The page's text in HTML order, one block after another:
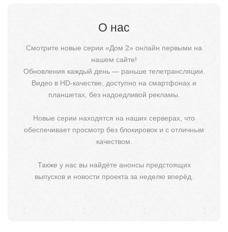
О нас
Смотрите новые серии «Дом 2» онлайн первыми на
нашем сайте!
Обновления каждый день — раньше телетрансляции.
Видео в HD-качестве, доступно на смартфонах и
планшетах, без надоедливой рекламы.
Новые серии находятся на наших серверах, что
обеспечивает просмотр без блокировок и с отличным
качеством.
Также у нас вы найдёте анонсы предстоящих
выпусков и новости проекта за неделю вперёд.